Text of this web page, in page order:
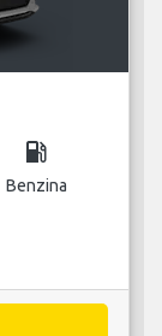
local_gas_station
Benzina